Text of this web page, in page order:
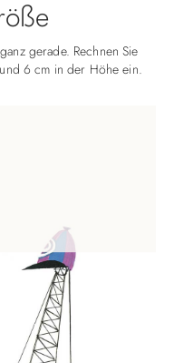
gerade. Rechnen Sie
6 cm in der Höhe ein.